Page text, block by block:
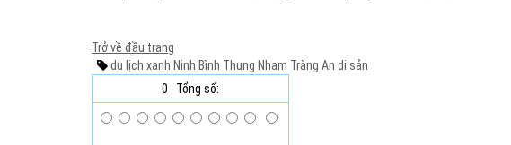
Trở về đầu trang
du lịch xanh Ninh Bình Thung Nham Tràng An di sản
0
Tổng số: